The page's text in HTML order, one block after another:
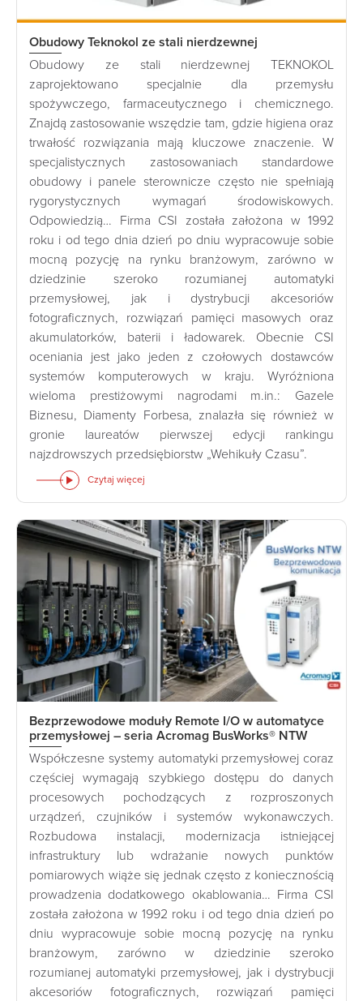
Obudowy Teknokol ze stali nierdzewnej
Obudowy ze stali nierdzewnej TEKNOKOL
zaprojektowano specjalnie dla przemysłu
spożywczego, farmaceutycznego i chemicznego.
Znajdą zastosowanie wszędzie tam, gdzie higiena oraz
trwałość rozwiązania mają kluczowe znaczenie. W
specjalistycznych zastosowaniach standardowe
obudowy i panele sterownicze często nie spełniają
rygorystycznych wymagań środowiskowych.
Odpowiedzią… Firma CSI została założona w 1992
roku i od tego dnia dzień po dniu wypracowuje sobie
mocną pozycję na rynku branżowym, zarówno w
dziedzinie szeroko rozumianej automatyki
przemysłowej, jak i dystrybucji akcesoriów
fotograficznych, rozwiązań pamięci masowych oraz
akumulatorków, baterii i ładowarek. Obecnie CSI
oceniania jest jako jeden z czołowych dostawców
systemów komputerowych w kraju. Wyróżniona
wieloma prestiżowymi nagrodami m.in.: Gazele
Biznesu, Diamenty Forbesa, znalazła się również w
gronie laureatów pierwszej edycji rankingu
najzdrowszych przedsiębiorstw „Wehikuły Czasu”.
Czytaj więcej
Bezprzewodowe moduły Remote I/O w automatyce
przemysłowej – seria Acromag BusWorks® NTW
Współczesne systemy automatyki przemysłowej coraz
częściej wymagają szybkiego dostępu do danych
procesowych pochodzących z rozproszonych
urządzeń, czujników i systemów wykonawczych.
Rozbudowa instalacji, modernizacja istniejącej
infrastruktury lub wdrażanie nowych punktów
pomiarowych wiąże się jednak często z koniecznością
prowadzenia dodatkowego okablowania… Firma CSI
została założona w 1992 roku i od tego dnia dzień po
dniu wypracowuje sobie mocną pozycję na rynku
branżowym, zarówno w dziedzinie szeroko
rozumianej automatyki przemysłowej, jak i dystrybucji
akcesoriów fotograficznych, rozwiązań pamięci